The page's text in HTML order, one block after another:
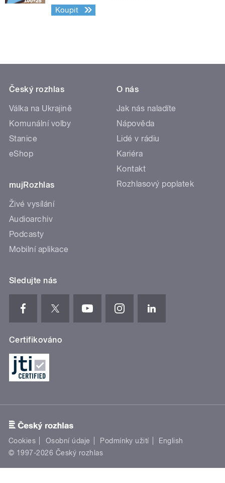
Koupit
Český rozhlas
Válka na Ukrajině
Komunální volby
Stanice
eShop
mujRozhlas
Živé vysílání
Audioarchiv
Podcasty
Mobilní aplikace
O nás
Jak nás naladíte
Nápověda
Lidé v rádiu
Kariéra
Kontakt
Rozhlasový poplatek
Sledujte nás
Certifikováno
Cookies Osobní údaje Podmínky užití
English
© 1997-2026 Český rozhlas